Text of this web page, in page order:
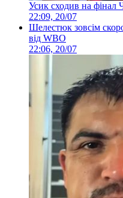
Усик сходив на фінал
22:09, 20/07
Шелестюк зовсім
від WBO
22:06, 20/07